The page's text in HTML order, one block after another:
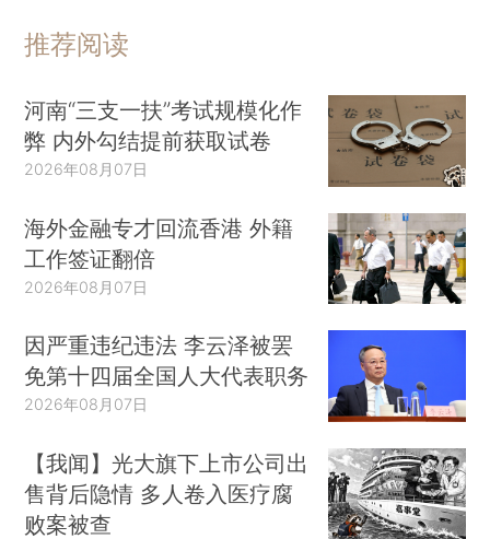
推荐阅读
河南“三支一扶”考试规模化作
弊 内外勾结提前获取试卷
2026年08月07日
海外金融专才回流香港 外籍
工作签证翻倍
2026年08月07日
因严重违纪违法 李云泽被罢
免第十四届全国人大代表职务
2026年08月07日
【我闻】光大旗下上市公司出
售背后隐情 多人卷入医疗腐
败案被查